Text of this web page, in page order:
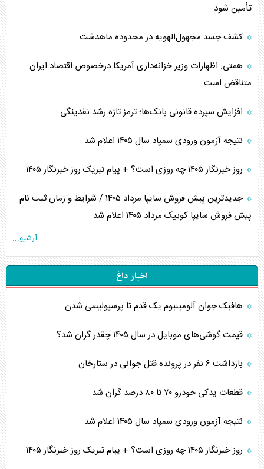
تأمین شود
کشف جسد مجهول‌الهویه در محدوده ماهدشت
همتی: اظهارات وزیر خزانه‌داری آمریکا درخصوص اقتصاد ایران
متناقض است
افزایش سپرده قانونی بانک‌ها؛ ترمز تازه رشد نقدینگی
نتیجه آزمون ورودی سمپاد سال ۱۴۰۵ اعلام شد
روز خبرنگار ۱۴۰۵ چه روزی است؟ + پیام تبریک روز خبرنگار ۱۴۰۵
جدیدترین پیش فروش سایپا مرداد ۱۴۰۵ / شرایط و زمان ثبت نام
پیش فروش سایپا کوییک مرداد ۱۴۰۵ اعلام شد
آرشیو...
اخبار داغ
هافبک جوان آلومینیوم یک قدم تا پرسپولیسی شدن
قیمت گوشی‌های موبایل در سال ۱۴۰۵ چقدر گران شد؟
بازداشت ۶ نفر در پرونده قتل جوانی در ستارخان
قطعات یدکی خودرو ۷۰ تا ۸۰ درصد گران شد
نتیجه آزمون ورودی سمپاد سال ۱۴۰۵ اعلام شد
روز خبرنگار ۱۴۰۵ چه روزی است؟ + پیام تبریک روز خبرنگار ۱۴۰۵